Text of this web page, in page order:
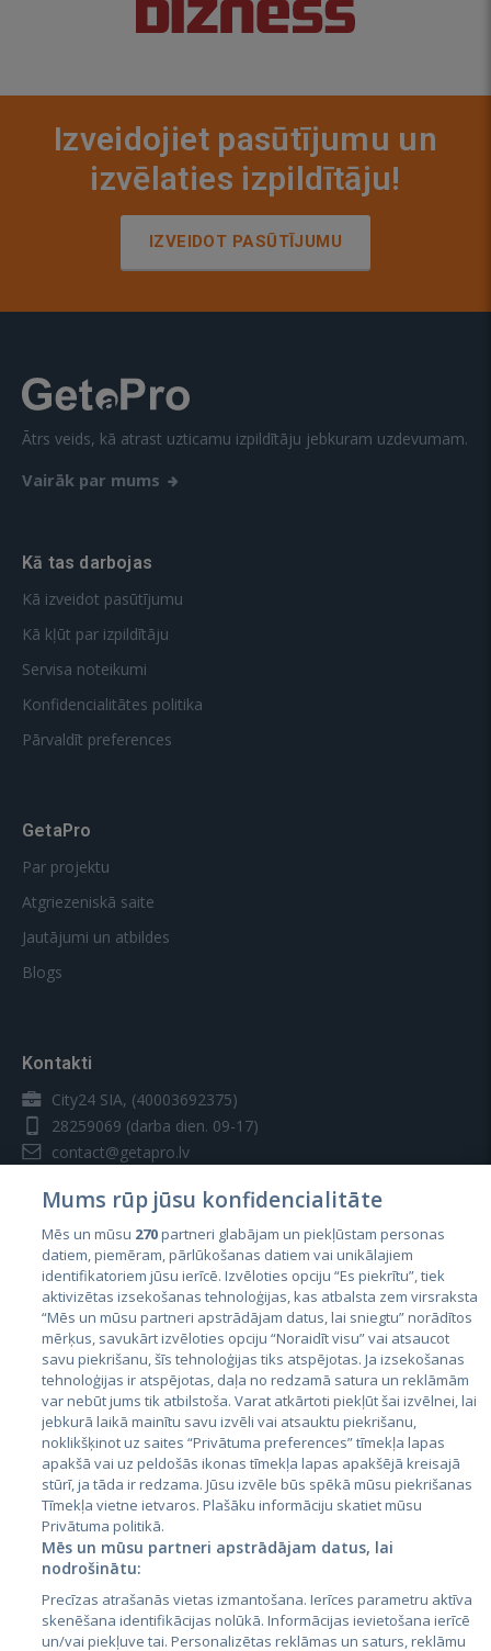
Izveidojiet pasūtījumu un
izvēlaties izpildītāju!
IZVEIDOT PASŪTĪJUMU
Ātrs veids, kā atrast uzticamu izpildītāju jebkuram uzdevumam.
Vairāk par mums
Kā tas darbojas
Kā izveidot pasūtījumu
Kā kļūt par izpildītāju
Servisa noteikumi
Konfidencialitātes politika
Pārvaldīt preferences
GetaPro
Par projektu
Atgriezeniskā saite
Jautājumi un atbildes
Blogs
Kontakti
City24 SIA, (40003692375)
28259069 (darba dien. 09-17)
contact@getapro.lv
Valstis
Igaunija
Latvija
Lietuva
City24.lv
City24.ee
GetaPro.lv
CVbankas.lt
Kainos.lt
Paslaugos.lt
Mums rūp jūsu konfidencialitāte
Mēs un mūsu 270partneri glabājam un piekļūstam personas
datiem, piemēram, pārlūkošanas datiem vai unikālajiem
identifikatoriem jūsu ierīcē. Izvēloties opciju “Es piekrītu”, tiek
aktivizētas izsekošanas tehnoloģijas, kas atbalsta zem virsraksta
“Mēs un mūsu partneri apstrādājam datus, lai sniegtu” norādītos
mērķus, savukārt izvēloties opciju “Noraidīt visu” vai atsaucot
savu piekrišanu, šīs tehnoloģijas tiks atspējotas. Ja izsekošanas
tehnoloģijas ir atspējotas, daļa no redzamā satura un reklāmām
var nebūt jums tik atbilstoša. Varat atkārtoti piekļūt šai izvēlnei, lai
jebkurā laikā mainītu savu izvēli vai atsauktu piekrišanu,
noklikšķinot uz saites “Privātuma preferences” tīmekļa lapas
apakšā vai uz peldošās ikonas tīmekļa lapas apakšējā kreisajā
stūrī, ja tāda ir redzama. Jūsu izvēle būs spēkā mūsu piekrišanas
Tīmekļa vietne ietvaros. Plašāku informāciju skatiet mūsu
Privātuma politikā.
Mēs un mūsu partneri apstrādājam datus, lai
nodrošinātu:
Precīzas atrašanās vietas izmantošana. Ierīces parametru aktīva
skenēšana identifikācijas nolūkā. Informācijas ievietošana ierīcē
un/vai piekļuve tai. Personalizētas reklāmas un saturs, reklāmu